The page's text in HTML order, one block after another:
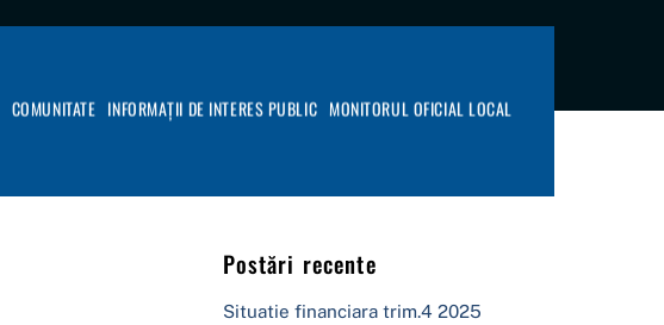
COMUNITATE INFORMAȚII DE INTERES PUBLIC MONITORUL OFICIAL LOCAL
Postări recente
Situatie financiara trim.4 2025